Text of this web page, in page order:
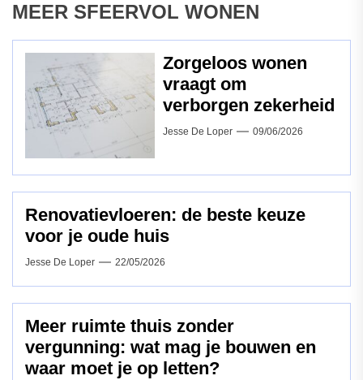
MEER SFEERVOL WONEN
Zorgeloos wonen
vraagt om
verborgen zekerheid
Jesse De Loper 09/06/2026
Renovatievloeren: de beste keuze
voor je oude huis
Jesse De Loper 22/05/2026
Meer ruimte thuis zonder
vergunning: wat mag je bouwen en
waar moet je op letten?